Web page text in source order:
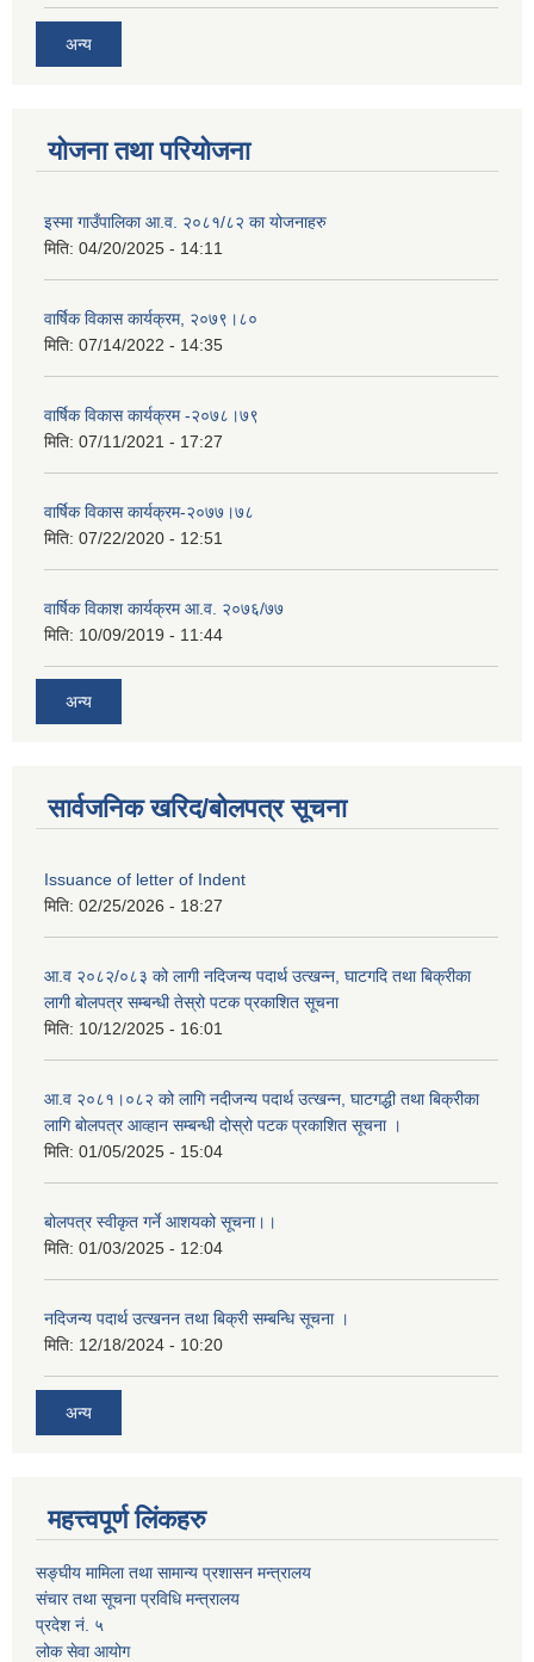
अन्य
योजना तथा परियोजना
इस्मा गाउँपालिका आ.व. २०८१/८२ का योजनाहरु
मिति: 04/20/2025 - 14:11
वार्षिक विकास कार्यक्रम, २०७९।८०
मिति: 07/14/2022 - 14:35
वार्षिक विकास कार्यक्रम -२०७८।७९
मिति: 07/11/2021 - 17:27
वार्षिक विकास कार्यक्रम-२०७७।७८
मिति: 07/22/2020 - 12:51
वार्षिक विकाश कार्यक्रम आ.व. २०७६/७७
मिति: 10/09/2019 - 11:44
अन्य
सार्वजनिक खरिद/बोलपत्र सूचना
Issuance of letter of Indent
मिति: 02/25/2026 - 18:27
आ.व २०८२/०८३ को लागी नदिजन्य पदार्थ उत्खन्न, घाटगदि तथा बिक्रीका
लागी बोलपत्र सम्बन्धी तेस्रो पटक प्रकाशित सूचना
मिति: 10/12/2025 - 16:01
आ.व २०८१।०८२ को लागि नदीजन्य पदार्थ उत्खन्न, घाटगद्धी तथा बिक्रीका
लागि बोलपत्र आव्हान सम्बन्धी दोस्रो पटक प्रकाशित सूचना ।
मिति: 01/05/2025 - 15:04
बोलपत्र स्वीकृत गर्ने आशयको सूचना।।
मिति: 01/03/2025 - 12:04
नदिजन्य पदार्थ उत्खनन तथा बिक्री सम्बन्धि सूचना ।
मिति: 12/18/2024 - 10:20
अन्य
महत्त्वपूर्ण लिंकहरु
सङ्घीय मामिला तथा सामान्य प्रशासन मन्त्रालय
संचार तथा सूचना प्रविधि मन्त्रालय
प्रदेश नं. ५
लोक सेवा आयोग